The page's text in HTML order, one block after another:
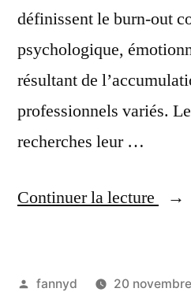
définissent le burn-out
psychologique,
résultant de
professionnels variés.
recherches leur …
Continuer la lecture
«
Publié
fannyd
20